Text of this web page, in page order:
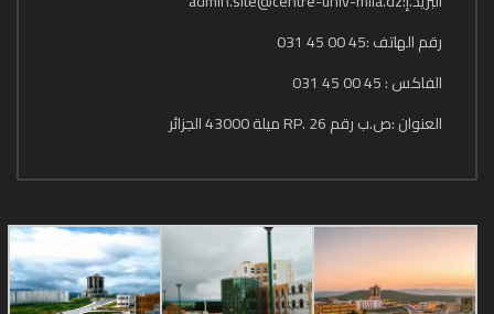
رقم الهاتف :45 00 45 031
الفاكس : 45 00 45 031
العنوان :ص.ب رقم 26 .RP ميلة 43000 الجزائر